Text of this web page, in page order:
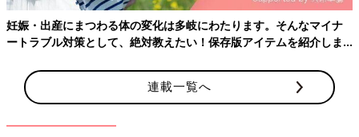
妊娠・出産にまつわる体の変化は多岐にわたります。そんなマイナ
ートラブル対策として、絶対教えたい！保存版アイテムを紹介しま
連載一覧へ